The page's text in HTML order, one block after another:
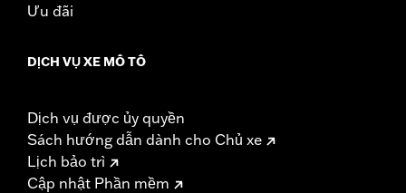
Ưu đãi
DỊCH VỤ XE MÔ TÔ
Dịch vụ được ủy quyền
Sách hướng dẫn dành cho Chủ xe
Lịch bảo trì
Cập nhật Phần mềm